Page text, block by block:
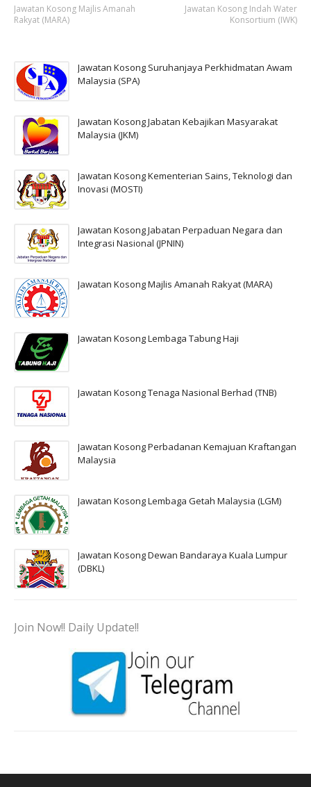
Jawatan Kosong Indah Water
Konsortium (IWK)
Jawatan Kosong Majlis Amanah
Rakyat (MARA)
Jawatan Kosong Suruhanjaya Perkhidmatan Awam
Malaysia (SPA)
Jawatan Kosong Jabatan Kebajikan Masyarakat
Malaysia (JKM)
Jawatan Kosong Kementerian Sains, Teknologi dan
Inovasi (MOSTI)
Jawatan Kosong Jabatan Perpaduan Negara dan
Integrasi Nasional (JPNIN)
Jawatan Kosong Majlis Amanah Rakyat (MARA)
Jawatan Kosong Lembaga Tabung Haji
Jawatan Kosong Tenaga Nasional Berhad (TNB)
Jawatan Kosong Perbadanan Kemajuan Kraftangan
Malaysia
Jawatan Kosong Lembaga Getah Malaysia (LGM)
Jawatan Kosong Dewan Bandaraya Kuala Lumpur
(DBKL)
Join Now!! Daily Update!!